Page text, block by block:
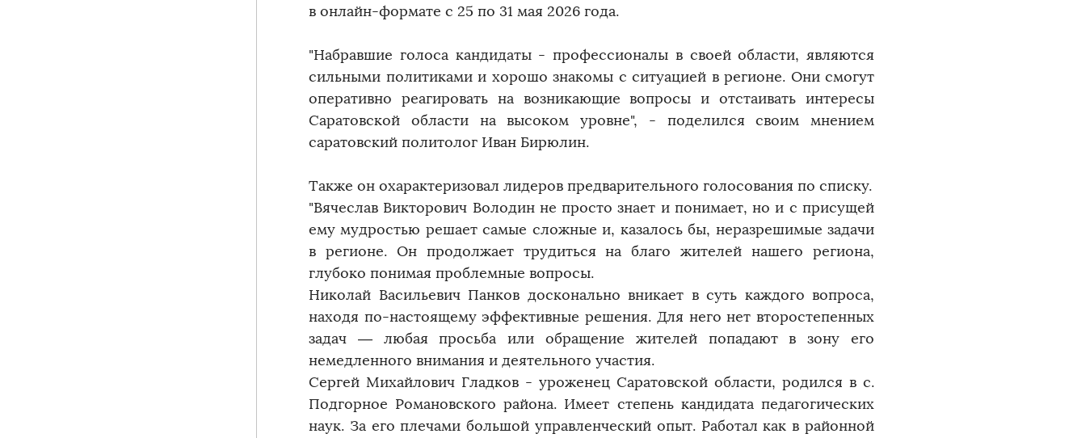
в онлайн-формате с 25 по 31 мая 2026 года.
"Набравшие голоса кандидаты - профессионалы в своей области, являются
сильными политиками и хорошо знакомы с ситуацией в регионе. Они смогут
оперативно реагировать на возникающие вопросы и отстаивать интересы
Саратовской области на высоком уровне", - поделился своим мнением
саратовский политолог Иван Бирюлин.
Также он охарактеризовал лидеров предварительного голосования по списку.
"Вячеслав Викторович Володин не просто знает и понимает, но и с присущей
ему мудростью решает самые сложные и, казалось бы, неразрешимые задачи
в регионе. Он продолжает трудиться на благо жителей нашего региона,
глубоко понимая проблемные вопросы.
Николай Васильевич Панков досконально вникает в суть каждого вопроса,
находя по-настоящему эффективные решения. Для него нет второстепенных
задач — любая просьба или обращение жителей попадают в зону его
немедленного внимания и деятельного участия.
Сергей Михайлович Гладков - уроженец Саратовской области, родился в с.
Подгорное Романовского района. Имеет степень кандидата педагогических
наук. За его плечами большой управленческий опыт. Работал как в районной